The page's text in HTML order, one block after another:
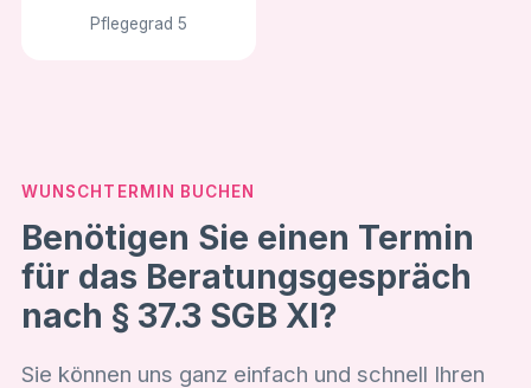
Pflegegrad 5
WUNSCHTERMIN BUCHEN
Benötigen Sie einen Termin
für das Beratungsgespräch
nach § 37.3 SGB XI?
Sie können uns ganz einfach und schnell Ihren